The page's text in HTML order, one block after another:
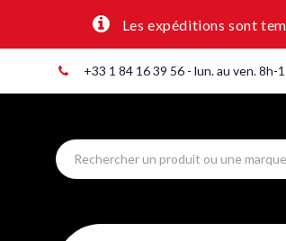
Les expéditions sont
+33 1 84 16 39 56 - lun. au ven. 8h-